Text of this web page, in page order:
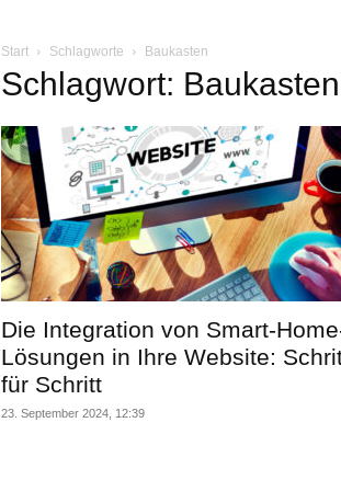
Start Schlagworte Baukasten
Schlagwort: Baukasten
Die Integration von Smart-
Lösungen in Ihre Website:
für Schritt
23. September 2024, 12:39